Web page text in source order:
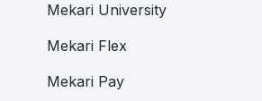
Mekari University
Mekari Flex
Mekari Pay